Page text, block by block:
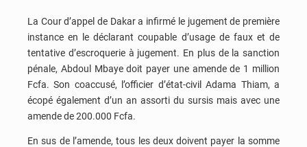
La Cour d’appel de Dakar a infirmé le jugement de première
instance en le déclarant coupable d’usage de faux et de
tentative d’escroquerie à jugement. En plus de la sanction
pénale, Abdoul Mbaye doit payer une amende de 1 million
Fcfa. Son coaccusé, l’officier d’état-civil Adama Thiam, a
écopé également d’un an assorti du sursis mais avec une
amende de 200.000 Fcfa.
En sus de l’amende, tous les deux doivent payer la somme